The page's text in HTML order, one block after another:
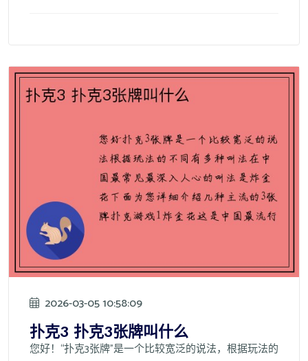
2026-03-05 10:58:09
扑克3 扑克3张牌叫什么
您好！“扑克3张牌”是一个比较宽泛的说法，根据玩法的